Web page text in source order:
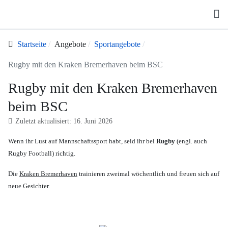
Startseite Angebote Sportangebote
Rugby mit den Kraken Bremerhaven beim BSC
Rugby mit den Kraken Bremerhaven
beim BSC
Zuletzt aktualisiert: 16. Juni 2026
Wenn ihr Lust auf Mannschaftssport habt, seid ihr bei Rugby (engl. auch
Rugby Football) richtig.
Die Kraken Bremerhaven trainieren zweimal wöchentlich und freuen sich auf
neue Gesichter.